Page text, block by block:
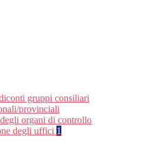
gruppi consiliari
provinciali
organi di controllo
degli uffici 1